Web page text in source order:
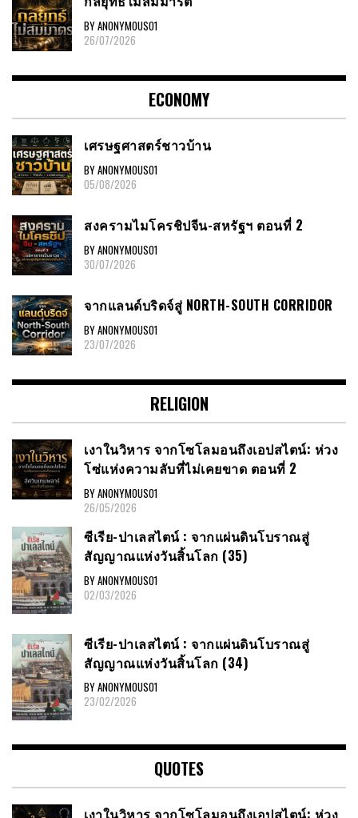
BY ANONYMOUS01
26/07/2026
ECONOMY
เศรษฐศาสตร์ชาวบ้าน
BY ANONYMOUS01
05/08/2026
สงครามไมโครชิปจีน-สหรัฐฯ ตอนที่ 2
BY ANONYMOUS01
30/07/2026
จากแลนด์บริดจ์สู่ NORTH-SOUTH CORRIDOR
BY ANONYMOUS01
23/07/2026
RELIGION
เงาในวิหาร จากโซโลมอนถึงเอปสไตน์: ห่วง
โซ่แห่งความลับที่ไม่เคยขาด ตอนที่ 2
BY ANONYMOUS01
26/05/2026
ซีเรีย​-ปาเลสไตน์​ : จากแผ่นดินโบราณสู่
สัญญาณ​แห่งวันสิ้นโลก​ (35)
BY ANONYMOUS01
02/03/2026
ซีเรีย​-ปาเลสไตน์​ : จากแผ่นดินโบราณสู่
สัญญาณ​แห่งวันสิ้นโลก​ (34)
BY ANONYMOUS01
23/02/2026
QUOTES